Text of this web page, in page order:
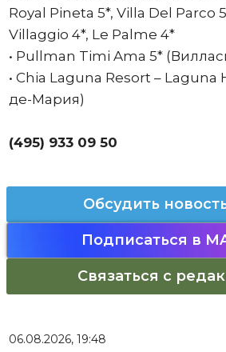
Royal Pineta 5*, Villa Del Parco
Villaggio 4*, Le Palme 4*
• Pullman Timi Ama 5*
• Chia Laguna Resort –
де-Мария)
(495) 933 09 50
Обсудить
Подписаться в
Связаться с
06.08.2026, 19:48